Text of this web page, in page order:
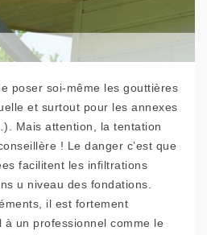
poser soi-même les gouttières
et surtout pour les annexes
Mais attention, la tentation
! Le danger c’est que
facilitent les infiltrations
u niveau des fondations.
il est fortement
un professionnel comme le